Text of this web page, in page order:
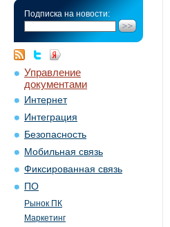
Подписка на новости:
Управление
документами
Интернет
Интеграция
Безопасность
Мобильная связь
Фиксированная связь
ПО
Рынок ПК
Маркетинг